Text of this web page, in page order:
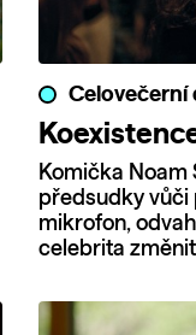
Celovečerní
Komička Noam
předsudky vůči
mikrofon,
celebrita